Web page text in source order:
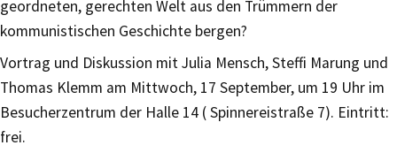
geordneten, gerechten Welt aus den Trümmern der
kommunistischen Geschichte bergen?
Vortrag und Diskussion mit Julia Mensch, Steffi Marung und
Thomas Klemm am Mittwoch, 17 September, um 19 Uhr im
Besucherzentrum der Halle 14 ( Spinnereistraße 7). Eintritt:
frei.